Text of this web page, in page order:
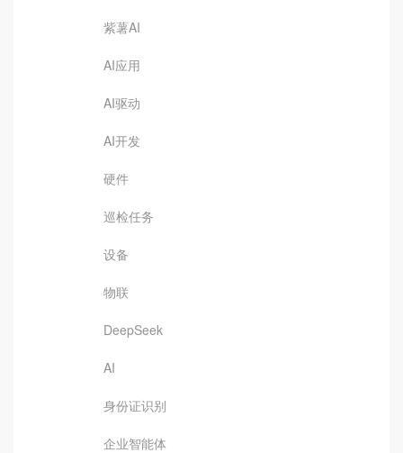
紫薯AI
AI应用
AI驱动
AI开发
硬件
巡检任务
设备
物联
DeepSeek
AI
身份证识别
企业智能体